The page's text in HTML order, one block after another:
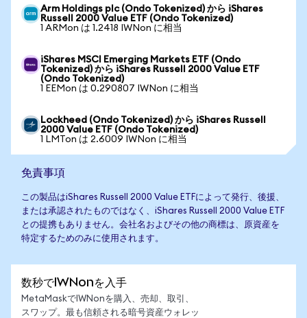
Arm Holdings plc (Ondo Tokenized) から iShares
Russell 2000 Value ETF (Ondo Tokenized)
1 ARMon は 1.2418 IWNon に相当
iShares MSCI Emerging Markets ETF (Ondo
Tokenized) から iShares Russell 2000 Value ETF
(Ondo Tokenized)
1 EEMon は 0.290807 IWNon に相当
Lockheed (Ondo Tokenized) から iShares Russell
2000 Value ETF (Ondo Tokenized)
1 LMTon は 2.6009 IWNon に相当
免責事項
この製品はiShares Russell 2000 Value ETFによって発行、後援、
または承認されたものではなく、iShares Russell 2000 Value ETF
との提携もありません。会社名およびその他の商標は、原資産を
特定するためのみに使用されます。
数秒でIWNonを入手
MetaMaskでIWNonを購入、売却、取引、
スワップ。最も信頼される暗号資産ウォレッ